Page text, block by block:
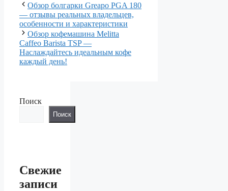
Обзор болгарки Greapo PGA 180
— отзывы реальных владельцев,
особенности и характеристики
Обзор кофемашина Melitta
Caffeo Barista TSP —
Наслаждайтесь идеальным кофе
каждый день!
Поиск
Поиск
Свежие
записи